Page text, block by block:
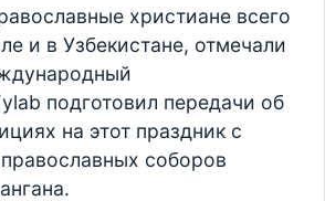
христиане всего
и в Узбекистане, отмечали
подготовил передачи об
на этот праздник с
соборов